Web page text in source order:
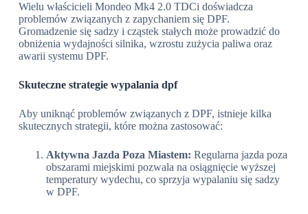
Wielu właścicieli Mondeo Mk4 2.0 TDCi doświadcza
problemów związanych z zapychaniem się DPF.
Gromadzenie się sadzy i cząstek stałych może prowadzić do
obniżenia wydajności silnika, wzrostu zużycia paliwa oraz
awarii systemu DPF.
Skuteczne strategie wypalania dpf
Aby uniknąć problemów związanych z DPF, istnieje kilka
skutecznych strategii, które można zastosować:
Aktywna Jazda Poza Miastem: Regularna jazda poza
obszarami miejskimi pozwala na osiągnięcie wyższej
temperatury wydechu, co sprzyja wypalaniu się sadzy
w DPF.